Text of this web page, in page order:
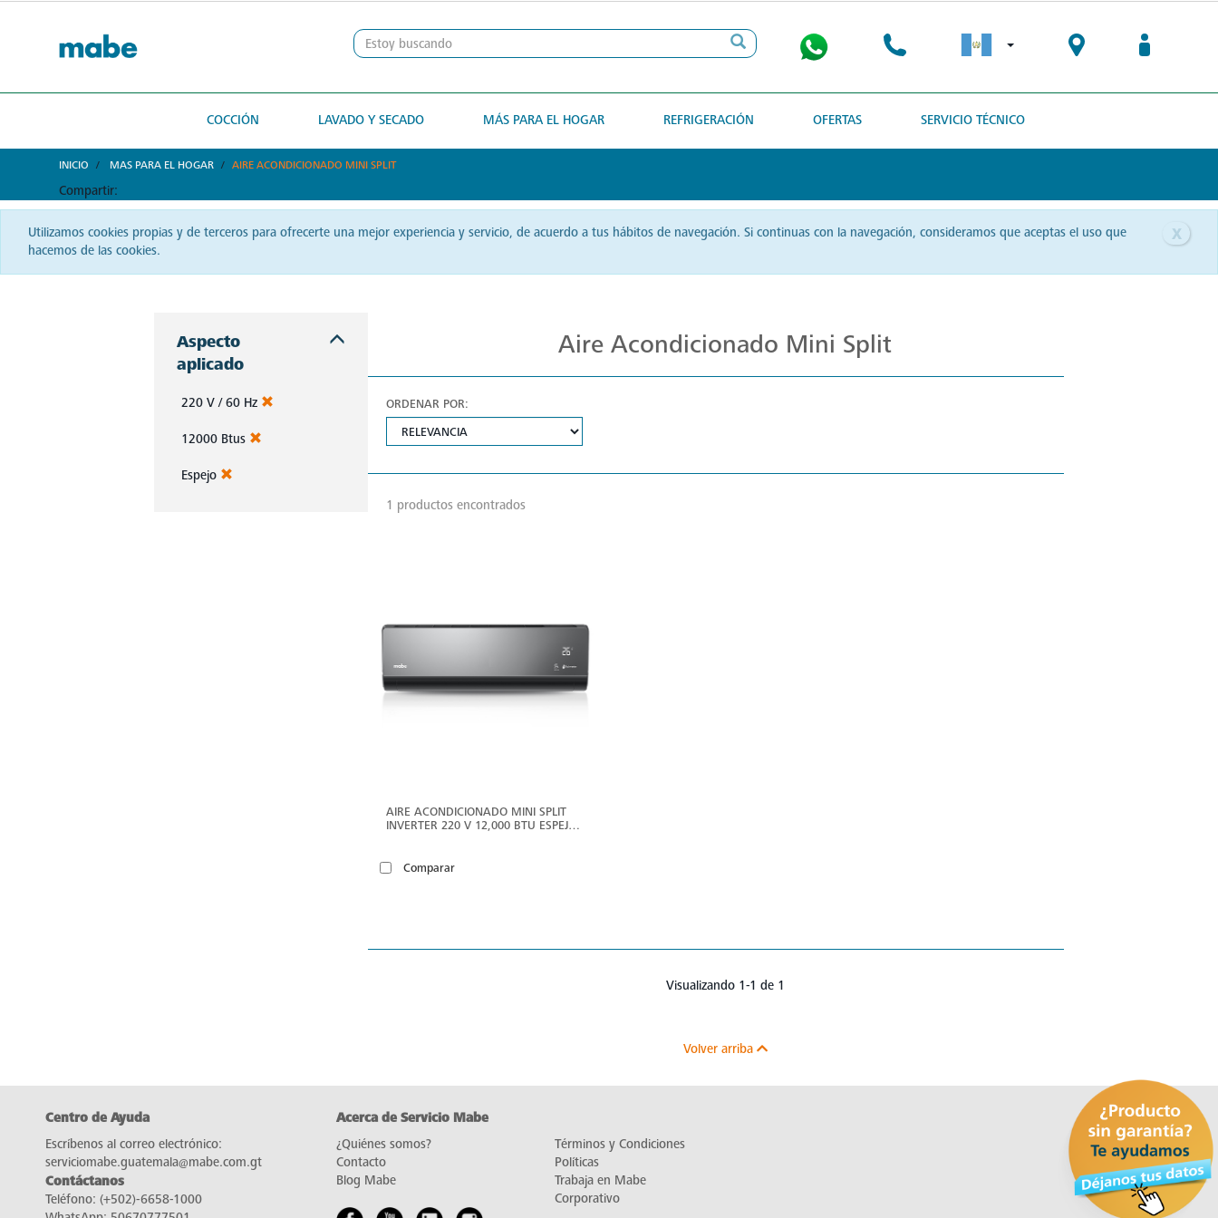
COCCIÓN LAVADO Y SECADO MÁS PARA EL HOGAR REFRIGERACIÓN OFERTAS SERVICIO TÉCNICO
INICIO MAS PARA EL HOGAR AIRE ACONDICIONADO MINI SPLIT
Compartir:
x
Utilizamos cookies propias y de terceros para ofrecerte una mejor experiencia y servicio, de acuerdo a tus hábitos de navegación. Si continuas con la navegación, consideramos que aceptas el uso que
hacemos de las cookies.
Aspecto
aplicado
220 V / 60 Hz
12000 Btus
Espejo
Aire Acondicionado Mini Split
ORDENAR POR:
1 productos encontrados
AIRE ACONDICIONADO MINI SPLIT
INVERTER 220 V 12,000 BTU ESPEJO
Comparar
Visualizando 1-1 de 1
Volver arriba
Centro de Ayuda
Escríbenos al correo electrónico:
serviciomabe.guatemala@mabe.com.gt
Contáctanos
Teléfono: (+502)-6658-1000
Acerca de Servicio Mabe
¿Quiénes somos?
Contacto
Blog Mabe
Términos y Condiciones
Políticas
Trabaja en Mabe
Corporativo